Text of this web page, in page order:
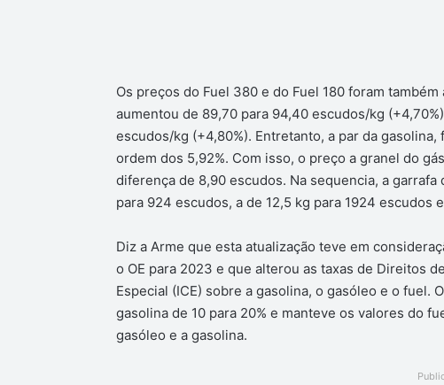
Os preços do Fuel 380 e do Fuel 180 foram
aumentou de 89,70 para 94,40 escudos/kg
escudos/kg (+4,80%). Entretanto, a par da
ordem dos 5,92%. Com isso, o preço a granel do
diferença de 8,90 escudos. Na sequencia, a
para 924 escudos, a de 12,5 kg para 1924 escudos
Diz a Arme que esta atualização teve em
o OE para 2023 e que alterou as taxas de Direitos
Especial (ICE) sobre a gasolina, o gasóleo e o fuel.
gasolina de 10 para 20% e manteve os valores do
gasóleo e a gasolina.